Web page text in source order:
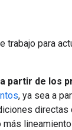
para
partir de los
, ya sea a